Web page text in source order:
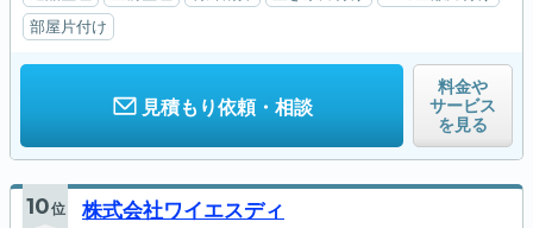
部屋片付け
見積もり依頼・相談
料金や
サービス
を見る
10位 株式会社ワイエスディ